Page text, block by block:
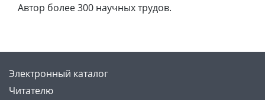
Автор более 300 научных трудов.
Электронный каталог
Читателю